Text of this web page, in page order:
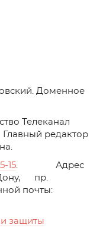
Доменное
Телеканал
редактор
15. Адрес
Дону, пр.
почты:
и защиты